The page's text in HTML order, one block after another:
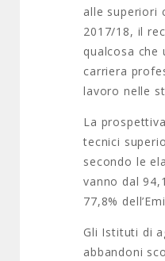
alle superiori
2017/18, il
qualcosa che
carriera
lavoro nelle
La
tecnici
secondo le
vanno dal
77,8%
Gli Istituti di
abbandoni